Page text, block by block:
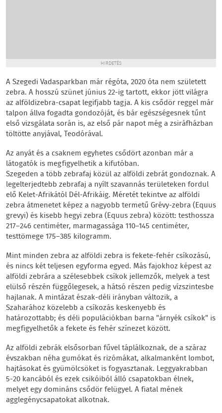
HIRDETÉS
A Szegedi Vadasparkban már régóta, 2020 óta nem született
zebra. A hosszú szünet június 22-ig tartott, ekkor jött világra
az alföldizebra-csapat legifjabb tagja. A kis csődör reggel már
talpon állva fogadta gondozóját, és bár egészségesnek tűnt
első vizsgálata során is, az első pár napot még a zsiráfházban
töltötte anyjával, Teodórával.
Az anyát és a csaknem egyhetes csődört azonban már a
látogatók is megfigyelhetik a kifutóban.
Szegeden a több zebrafaj közül az alföldi zebrát gondoznak. A
legelterjedtebb zebrafaj a nyílt szavannás területeken fordul
elő Kelet-Afrikától Dél-Afrikáig. Méretét tekintve az alföldi
zebra átmenetet képez a nagyobb termetű Grévy-zebra (Equus
grevyi) és kisebb hegyi zebra (Equus zebra) között: testhossza
217–246 centiméter, marmagassága 110–145 centiméter,
testtömege 175–385 kilogramm.
Mint minden zebra az alföldi zebra is fekete-fehér csíkozású,
és nincs két teljesen egyforma egyed. Más fajokhoz képest az
alföldi zebrára a szélesebbek csíkok jellemzők, melyek a test
elülső részén függőlegesek, a hátsó részen pedig vízszintesbe
hajlanak. A mintázat észak-déli irányban változik, a
Szaharához közelebb a csíkozás keskenyebb és
határozottabb; és déli populációkban barna "árnyék csíkok" is
megfigyelhetők a fekete és fehér színezet között.
Az alföldi zebrák elsősorban fűvel táplálkoznak, de a száraz
évszakban néha gumókat és rizómákat, alkalmanként lombot,
hajtásokat és gyümölcsöket is fogyasztanak. Leggyakrabban
5-20 kancából és ezek csikóiból álló csapatokban élnek,
melyet egy domináns csődör felügyel. A fiatal mének
agglegénycsapatokat alkotnak.